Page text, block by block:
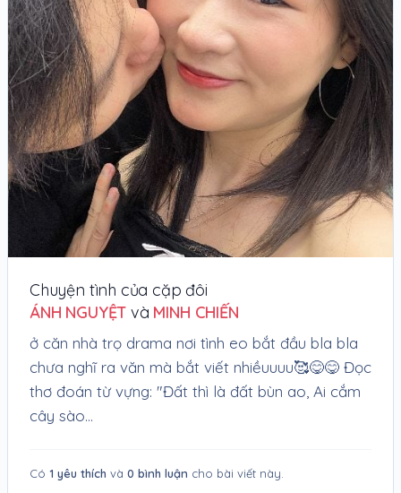
Chuyện tình của cặp đôi
ÁNH NGUYỆT và MINH CHIẾN
ở căn nhà trọ drama nơi tình eo bắt đầu bla bla
chưa nghĩ ra văn mà bắt viết nhiềuuuu🥰😋😋 Đọc
thơ đoán từ vựng: "Đất thì là đất bùn ao, Ai cắm
cây sào...
Có 1 yêu thích và 0 bình luận cho bài viết này.